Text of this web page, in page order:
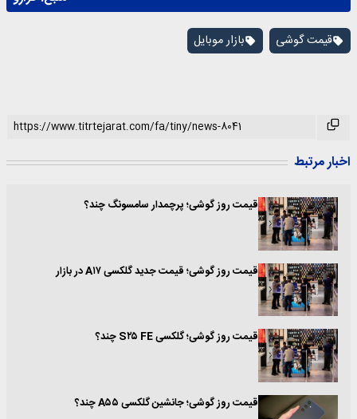
قیمت گوشی بازار موبایل
اخبار مرتبط
قیمت روز گوشی؛ پرچمدار سامسونگ چند؟
قیمت روز گوشی؛ قیمت جدید گلکسی A۱۷ در بازار
قیمت روز گوشی؛ گلکسی S۲۵ FE چند؟
قیمت روز گوشی؛ جانشین گلکسی A۵۵ چند؟